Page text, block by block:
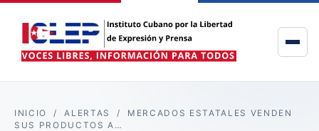
INICIO /ALERTAS / MERCADOS ESTATALES VENDEN
SUS PRODUCTOS A…